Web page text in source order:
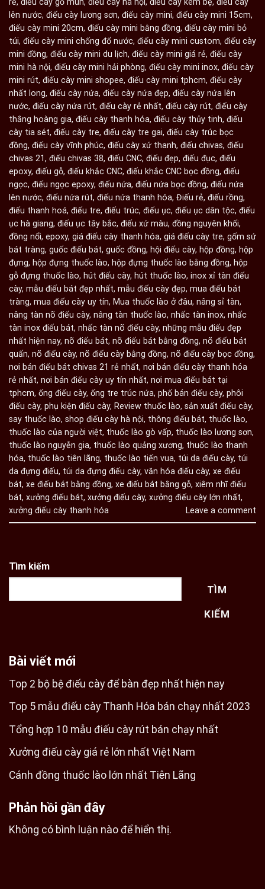
lên nước, điếu cày lương sơn, điếu cày mini, điếu cày mini 15cm,
điếu cày mini 20cm, điếu cày mini bằng đồng, điếu cày mini bỏ
túi, điếu cày mini chống đổ nước, điếu cày mini custom, điếu cày
mini đồng, điếu cày mini du lịch, điếu cày mini giá rẻ, điếu cày
mini hà nội, điếu cày mini hải phòng, điếu cày mini inox, điếu cày
mini rút, điếu cày mini shopee, điếu cày mini tphcm, điếu cày
nhất long, điếu cày nứa, điếu cày nứa đẹp, điếu cày nứa lên
nước, điếu cày nứa rút, điếu cày rẻ nhất, điếu cày rút, điếu cày
thắng hoàng gia, điếu cày thanh hóa, điếu cày thủy tinh, điếu
cày tia sét, điếu cày tre, điếu cày tre gai, điếu cày trúc bọc
đồng, điếu cày vĩnh phúc, điếu cày xứ thanh, điếu chivas, điếu
chivas 21, điếu chivas 38, điếu CNC, điếu đẹp, điếu đục, điếu
epoxy, điếu gỗ, điếu khắc CNC, điếu khắc CNC bọc đồng, điếu
ngọc, điếu ngọc epoxy, điếu nứa, điếu nứa bọc đồng, điếu nứa
lên nước, điếu nứa rút, điếu nứa thanh hóa, Điếu rẻ, điếu rồng,
điếu thanh hoá, điếu tre, điếu trúc, điếu ục, điếu ục dân tộc, điếu
ục hà giang, điếu ục tây bắc, điếu xứ màu, đồng nguyên khối,
đồng nổi, epoxy, giá điếu cày thanh hóa, giá điếu cày tre, gốm sứ
bát tràng, guốc điếu bát, guốc đồng, hội điếu cày, hộp đồng, hộp
đựng, hộp đựng thuốc lào, hộp đựng thuốc lào bằng đồng, hộp
gỗ đựng thuốc lào, hút điếu cày, hút thuốc lào, inox xỉ tàn điếu
cày, mẫu điếu bát đẹp nhất, mẫu điếu cày đẹp, mua điếu bát
tràng, mua điếu cày uy tín, Mua thuốc lào ở đâu, nâng sỉ tàn,
nâng tàn nõ điếu cày, nâng tàn thuốc lào, nhấc tàn inox, nhấc
tàn inox điếu bát, nhấc tàn nõ điếu cày, những mẫu điếu đẹp
nhất hiện nay, nõ điếu bát, nõ điếu bát bằng đồng, nõ điếu bát
quấn, nõ điếu cày, nõ điếu cày bằng đồng, nõ điếu cày bọc đồng,
nơi bán điếu bát chivas 21 rẻ nhất, nơi bán điếu cày thanh hóa
rẻ nhất, nơi bán điếu cày uy tín nhất, nơi mua điếu bát tại
tphcm, ống điếu cày, ống tre trúc nứa, phố bán điếu cày, phôi
điếu cày, phụ kiện điếu cày, Review thuốc lào, sản xuất điếu cày,
say thuốc lào, shop điếu cày hà nội, thông điếu bát, thuốc lào,
thuốc lào của người việt, thuốc lào gò vấp, thuốc lào lương sơn,
thuốc lào nguyễn gia, thuốc lào quảng xương, thuốc lào thanh
hóa, thuốc lào tiên lãng, thuốc lào tiến vua, túi da điếu cày, túi
da đựng điếu, túi da đựng điếu cày, văn hóa điếu cày, xe điếu
bát, xe điếu bát bằng đồng, xe điếu bát bằng gỗ, xiêm nhĩ điếu
bát, xưởng điếu bát, xưởng điếu cày, xưởng điếu cày lớn nhất,
xưởng điếu cày thanh hóa
Leave a comment
Tìm kiếm
TÌM
KIẾM
Bài viết mới
Top 2 bộ bệ điếu cày để bàn đẹp nhất hiện nay
Top 5 mẫu điếu cày Thanh Hóa bán chạy nhất 2023
Tổng hợp 10 mẫu điếu cày rút bán chạy nhất
Xưởng điếu cày giá rẻ lớn nhất Việt Nam
Cánh đồng thuốc lào lớn nhất Tiên Lãng
Phản hồi gần đây
Không có bình luận nào để hiển thị.